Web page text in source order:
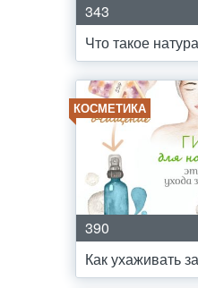
343
Что такое
КОСМЕТИКА
390
Как ухаживать